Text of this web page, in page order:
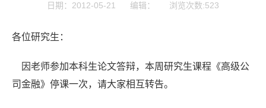
日期：2012-05-21 编辑： 浏览次数:523
各位研究生：
因老师参加本科生论文答辩，本周研究生课程《高级公
司金融》停课一次，请大家相互转告。